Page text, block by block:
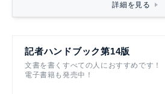
詳細を見る
記者ハンドブック第14版
文書を書くすべての人におすすめです！
電子書籍も発売中！